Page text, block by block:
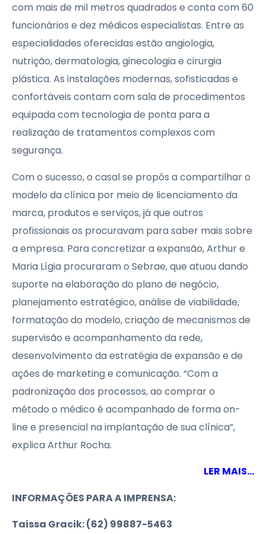
com mais de mil metros quadrados e conta com 60
funcionários e dez médicos especialistas. Entre as
especialidades oferecidas estão angiologia,
nutrição, dermatologia, ginecologia e cirurgia
plástica. As instalações modernas, sofisticadas e
confortáveis contam com sala de procedimentos
equipada com tecnologia de ponta para a
realização de tratamentos complexos com
segurança.
Com o sucesso, o casal se propôs a compartilhar o
modelo da clínica por meio de licenciamento da
marca, produtos e serviços, já que outros
profissionais os procuravam para saber mais sobre
a empresa. Para concretizar a expansão, Arthur e
Maria Lígia procuraram o Sebrae, que atuou dando
suporte na elaboração do plano de negócio,
planejamento estratégico, análise de viabilidade,
formatação do modelo, criação de mecanismos de
supervisão e acompanhamento da rede,
desenvolvimento da estratégia de expansão e de
ações de marketing e comunicação. “Com a
padronização dos processos, ao comprar o
método o médico é acompanhado de forma on-
line e presencial na implantação de sua clínica”,
explica Arthur Rocha.
LER MAIS…
INFORMAÇÕES PARA A IMPRENSA:
Taissa Gracik: (62) 99887-5463